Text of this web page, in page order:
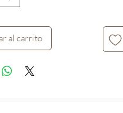
al carrito